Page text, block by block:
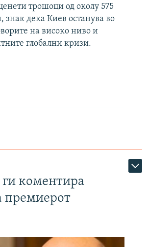
трошоци од околу 575
дека Киев останува во
на високо ниво и
глобални кризи.
ги коментира
премиерот